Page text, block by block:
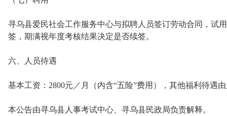
寻乌县爱民社会工作服务中心与拟聘人员签订劳动合同，试
签，期满视年度考核结果决定是否续签。
六、人员待遇
基本工资：2800元／月（内含“五险”费用），其他福利待遇
本公告由寻乌县人事考试中心、寻乌县民政局负责解释。